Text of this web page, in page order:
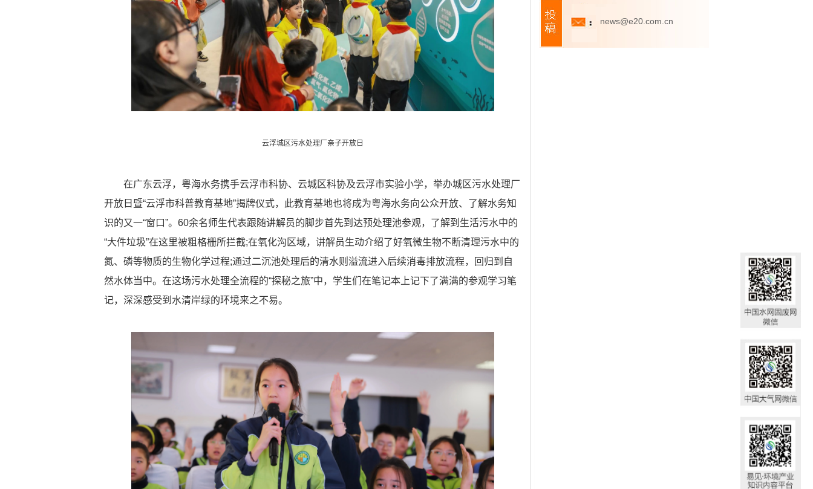
云浮城区污水处理厂亲子开放日
在广东云浮，粤海水务携手云浮市科协、云城区科协及云浮市实验小学，举办城区污水处理厂
开放日暨“云浮市科普教育基地”揭牌仪式，此教育基地也将成为粤海水务向公众开放、了解水务知
识的又一“窗口”。60余名师生代表跟随讲解员的脚步首先到达预处理池参观，了解到生活污水中的
“大件垃圾”在这里被粗格栅所拦截;在氧化沟区域，讲解员生动介绍了好氧微生物不断清理污水中的
氮、磷等物质的生物化学过程;通过二沉池处理后的清水则溢流进入后续消毒排放流程，回归到自
然水体当中。在这场污水处理全流程的“探秘之旅”中，学生们在笔记本上记下了满满的参观学习笔
记，深深感受到水清岸绿的环境来之不易。
news@e20.com.cn